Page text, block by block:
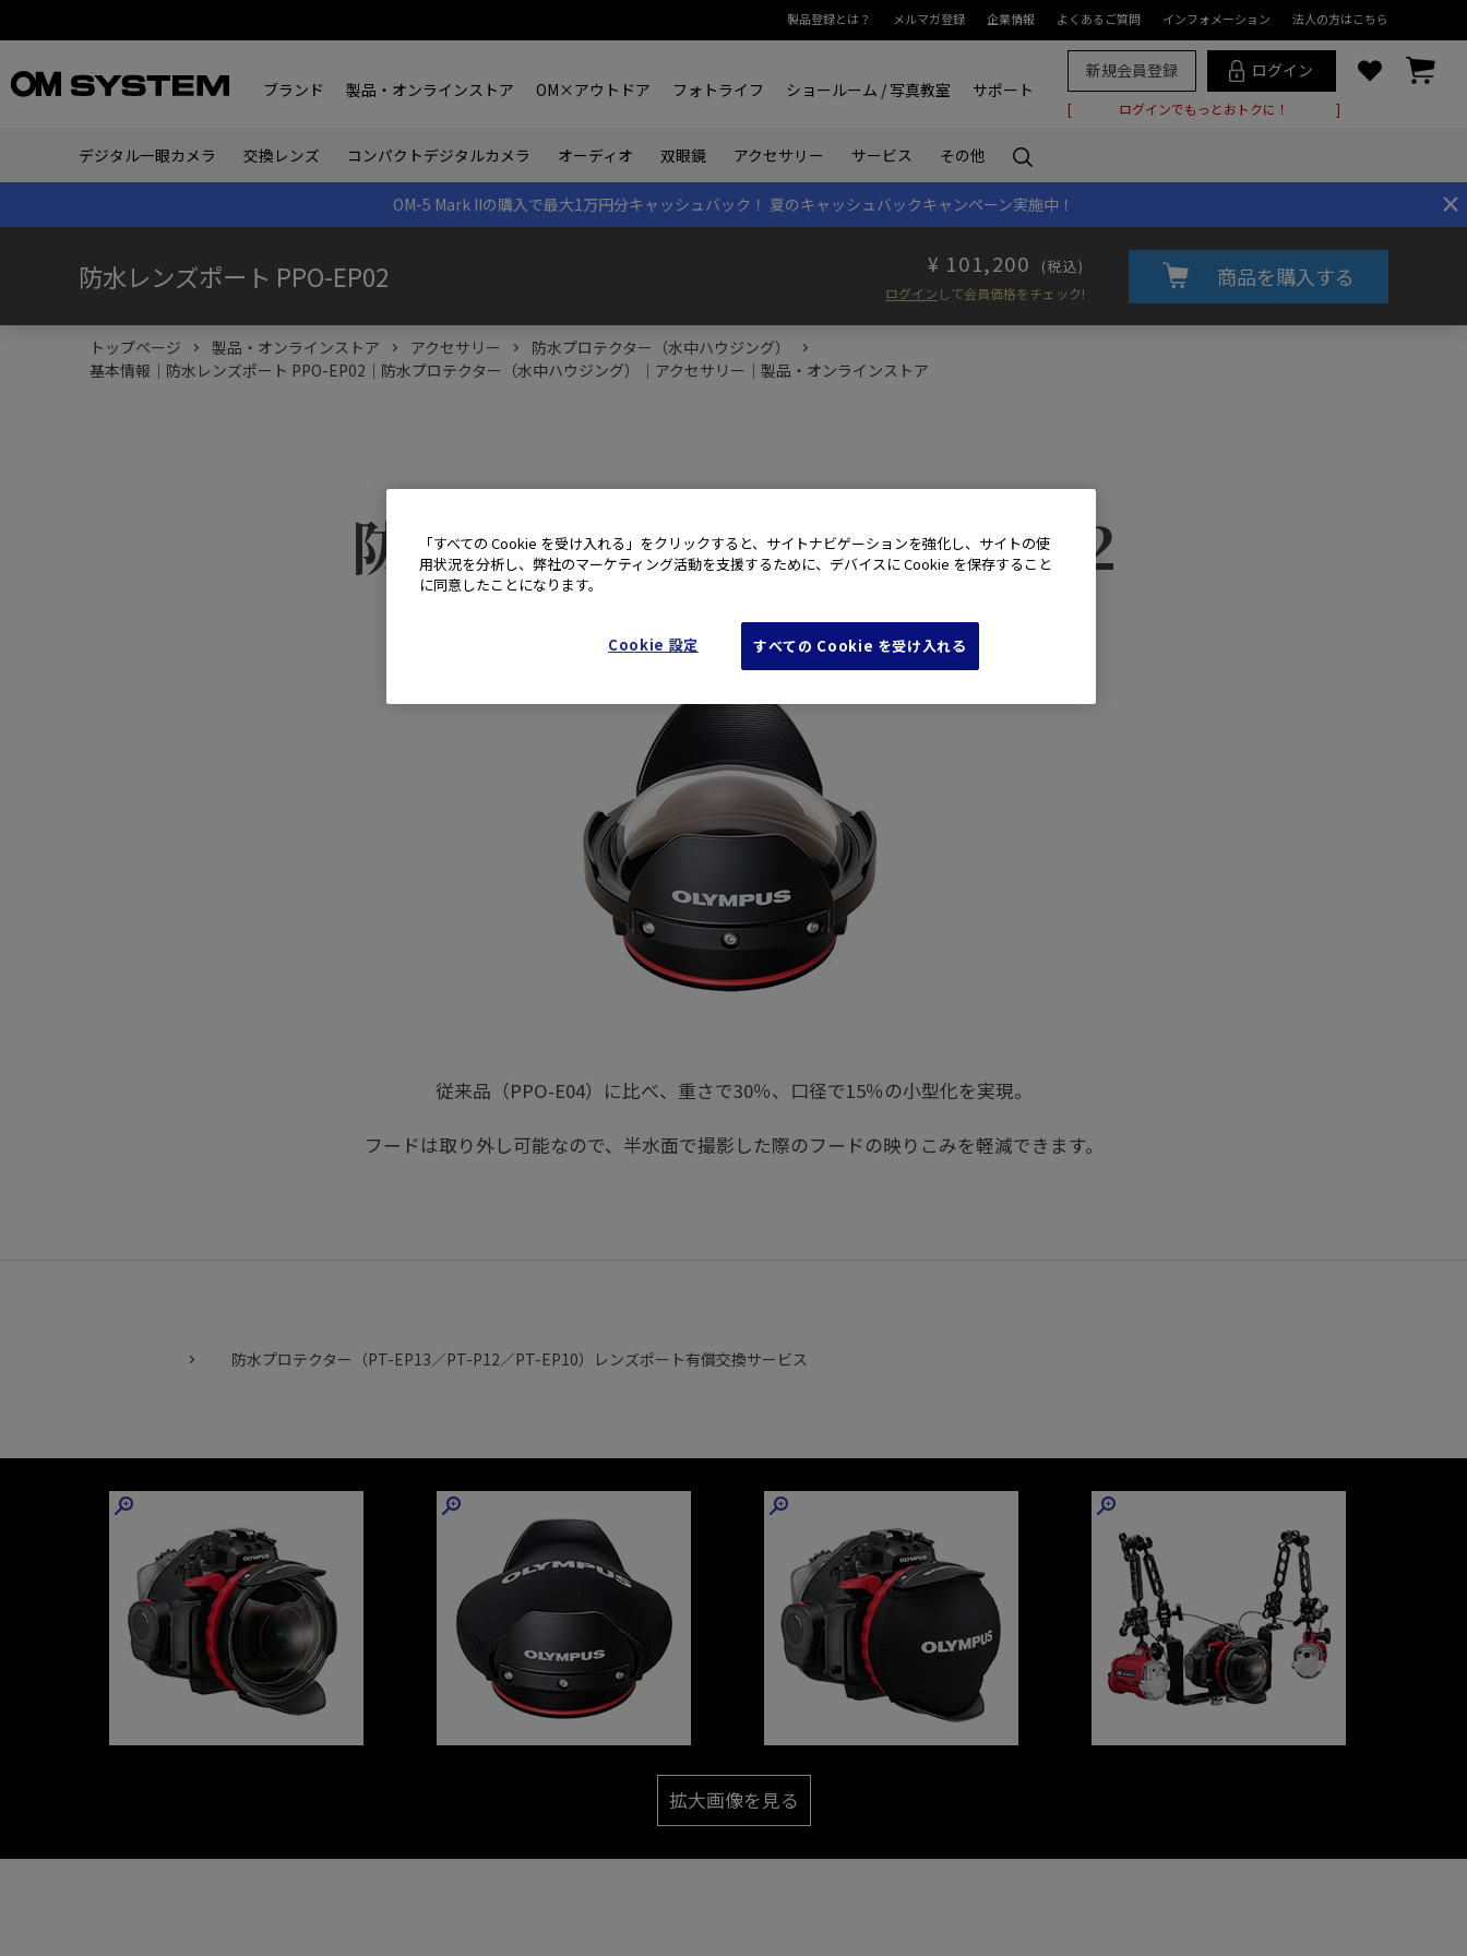
製品登録とは？ メルマガ登録 企業情報 よくあるご質問 インフォメーション 法人の方はこちら
ブランド 製品・オンラインストア OM×アウトドア フォトライフ ショールーム / 写真教室 サポート
新規会員登録 ログイン
ログインでもっとおトクに！
デジタル一眼カメラ 交換レンズ コンパクトデジタルカメラ オーディオ 双眼鏡 アクセサリー サービス その他
×
OM-5 Mark IIの購入で最大1万円分キャッシュバック！ 夏のキャッシュバックキャンペーン実施中！
防水レンズポート PPO-EP02 101,200 (税込)
ログイン して会員価格をチェック!
商品を購入する
トップページ 製品・オンラインストア アクセサリー
防水プロテクター（水中ハウジング）
基本情報｜防水レンズポート PPO-EP02｜防水プロテクター（水中ハウジング）｜アクセサリー｜製品・オンラインストア
防水レンズポート PPO-EP02
従来品（PPO-E04）に比べ、重さで30％、口径で15％の小型化を実現。
フードは取り外し可能なので、半水面で撮影した際のフードの映りこみを軽減できます。
防水プロテクター（PT-EP13／PT-P12／PT-EP10）レンズポート有償交換サービス
拡大画像を見る
「すべての Cookie を受け入れる」をクリックすると、サイトナビゲーションを強化し、サイトの使
用状況を分析し、弊社のマーケティング活動を支援するために、デバイスに Cookie を保存すること
に同意したことになります。
Cookie 設定 すべての Cookie を受け入れる